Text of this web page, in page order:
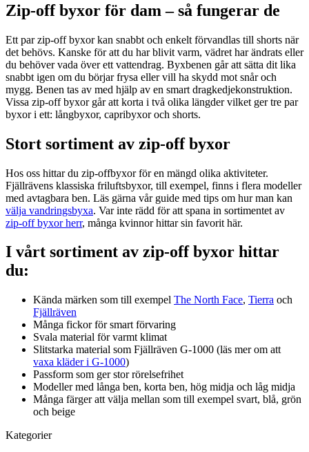
Zip-off byxor för dam – så fungerar de
Ett par zip-off byxor kan snabbt och enkelt förvandlas till shorts när
det behövs. Kanske för att du har blivit varm, vädret har ändrats eller
du behöver vada över ett vattendrag. Byxbenen går att sätta dit lika
snabbt igen om du börjar frysa eller vill ha skydd mot snår och
mygg. Benen tas av med hjälp av en smart dragkedjekonstruktion.
Vissa zip-off byxor går att korta i två olika längder vilket ger tre par
byxor i ett: långbyxor, capribyxor och shorts.
Stort sortiment av zip-off byxor
Hos oss hittar du zip-offbyxor för en mängd olika aktiviteter.
Fjällrävens klassiska friluftsbyxor, till exempel, finns i flera modeller
med avtagbara ben. Läs gärna vår guide med tips om hur man kan
välja vandringsbyxa. Var inte rädd för att spana in sortimentet av
zip-off byxor herr, många kvinnor hittar sin favorit här.
I vårt sortiment av zip-off byxor hittar
du:
Kända märken som till exempel The North Face, Tierra och
Fjällräven
Många fickor för smart förvaring
Svala material för varmt klimat
Slitstarka material som Fjällräven G-1000 (läs mer om att
vaxa kläder i G-1000)
Passform som ger stor rörelsefrihet
Modeller med långa ben, korta ben, hög midja och låg midja
Många färger att välja mellan som till exempel svart, blå, grön
och beige
Kategorier